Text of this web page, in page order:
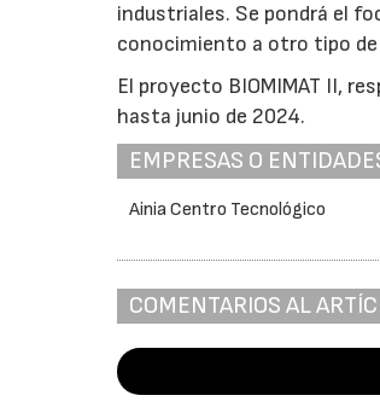
industriales. Se pondrá el
conocimiento a otro tipo de
El proyecto BIOMIMAT II,
hasta junio de 2024.
EMPRESAS O
Ainia Centro Tecnológico
COMENTARIOS AL